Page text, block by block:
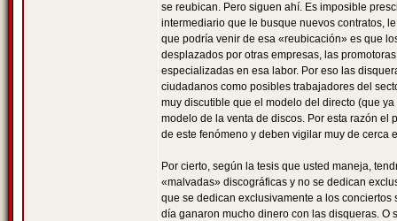
se reubican. Pero siguen ahí. Es imposible
intermediario que le busque nuevos contratos,
que podría venir de esa «reubicación» es que
desplazados por otras empresas, las
especializadas en esa labor. Por eso las
ciudadanos como posibles trabajadores del
muy discutible que el modelo del directo (que
modelo de la venta de discos. Por esta razón
de este fenómeno y deben vigilar muy de cerca
Por cierto, según la tesis que usted maneja,
«malvadas» discográficas y no se dedican
que se dedican exclusivamente a los
día ganaron mucho dinero con las disqueras. O